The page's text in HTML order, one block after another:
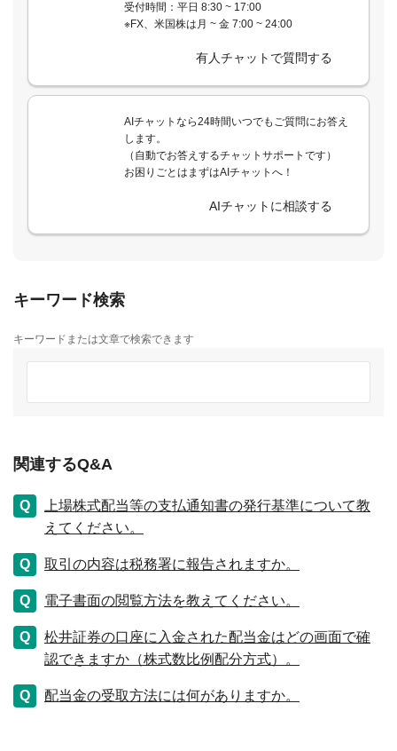
受付時間：平日 8:30 ~ 17:00
※FX、米国株は月 ~ 金 7:00 ~ 24:00
有人チャットで質問する
AIチャットなら24時間いつでもご質問にお答え
します。
（自動でお答えするチャットサポートです）
お困りごとはまずはAIチャットへ！
AIチャットに相談する
キーワード検索
キーワードまたは文章で検索できます
関連するQ&A
上場株式配当等の支払通知書の発行基準について教
えてください。
取引の内容は税務署に報告されますか。
電子書面の閲覧方法を教えてください。
松井証券の口座に入金された配当金はどの画面で確
認できますか（株式数比例配分方式）。
配当金の受取方法には何がありますか。